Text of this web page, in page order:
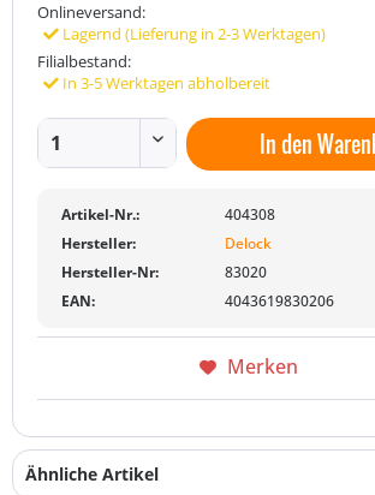
Onlineversand:
Lagernd (Lieferung in 2-3 Werktagen)
Filialbestand:
In 3-5 Werktagen abholbereit
In den
Artikel-Nr.:
404308
Hersteller:
Delock
Hersteller-Nr:
83020
EAN:
4043619830206
Merken
Ähnliche Artikel